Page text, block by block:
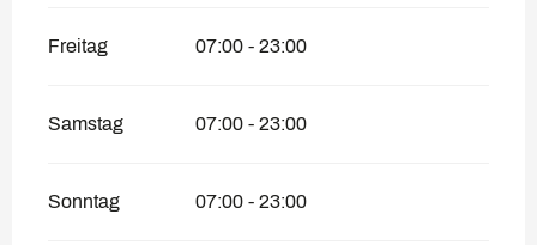
Freitag 07:00 - 23:00
Samstag 07:00 - 23:00
Sonntag 07:00 - 23:00